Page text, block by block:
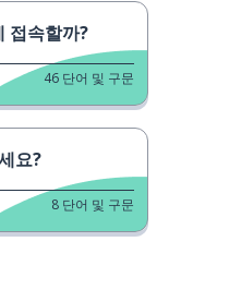
접속할까?
46 단어 및 구문
요?
8 단어 및 구문